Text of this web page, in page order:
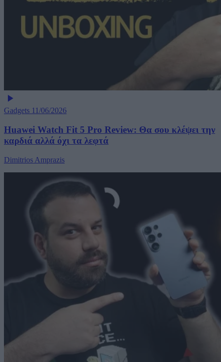
Gadgets 11/06/2026
Huawei Watch Fit 5 Pro Review: Θα σου κλέψει την
καρδιά αλλά όχι τα λεφτά
Dimitrios Amprazis